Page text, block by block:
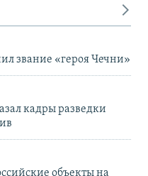
звание «героя Чечни»
кадры разведки
объекты на